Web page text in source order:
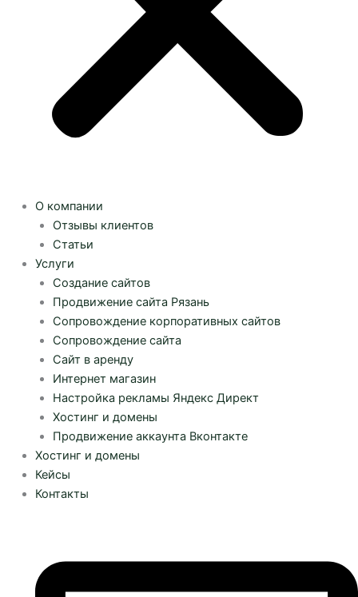
О компании
Отзывы клиентов
Статьи
Услуги
Создание сайтов
Продвижение сайта Рязань
Сопровождение корпоративных сайтов
Сопровождение сайта
Сайт в аренду
Интернет магазин
Настройка рекламы Яндекс Директ
Хостинг и домены
Продвижение аккаунта Вконтакте
Хостинг и домены
Кейсы
Контакты